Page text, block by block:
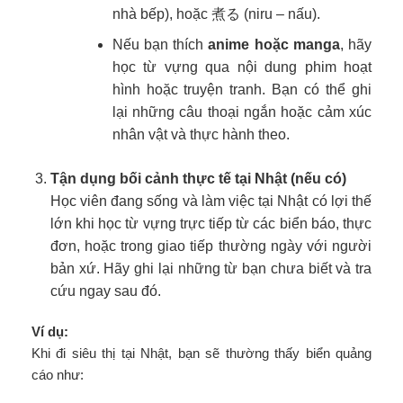
nhà bếp), hoặc 煮る (niru – nấu).
Nếu bạn thíchanime hoặc manga, hãy
học từ vựng qua nội dung phim hoạt
hình hoặc truyện tranh. Bạn có thể ghi
lại những câu thoại ngắn hoặc cảm xúc
nhân vật và thực hành theo.
Tận dụng bối cảnh thực tế tại Nhật (nếu có)
Học viên đang sống và làm việc tại Nhật có lợi thế
lớn khi học từ vựng trực tiếp từ các biển báo, thực
đơn, hoặc trong giao tiếp thường ngày với người
bản xứ. Hãy ghi lại những từ bạn chưa biết và tra
cứu ngay sau đó.
Ví dụ:
Khi đi siêu thị tại Nhật, bạn sẽ thường thấy biển quảng
cáo như: